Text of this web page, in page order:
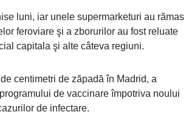
luni, iar unele supermarketuri au rămas
feroviare şi a zborurilor au fost reluate
capitala şi alte câteva regiuni.
centimetri de zăpadă în Madrid, a
de vaccinare împotriva noului
de infectare.